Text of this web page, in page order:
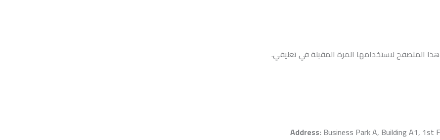
المتصفح لاستخدامها المرة المقبلة في تعليقي.
Address: Business Park A, Building A1, 1st